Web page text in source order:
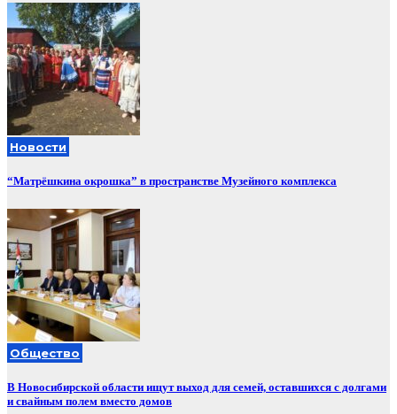
Новости
“Матрёшкина окрошка” в пространстве Музейного комплекса
Общество
В Новосибирской области ищут выход для семей, оставшихся с долгами
и свайным полем вместо домов